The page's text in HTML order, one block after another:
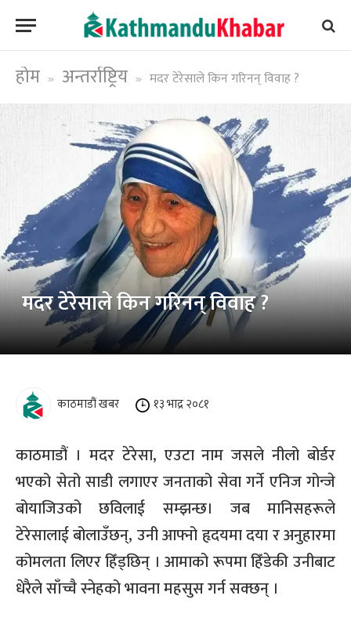
होम » अन्तर्राष्ट्रिय » मदर टेरेसाले किन गरिनन् विवाह ?
मदर टेरेसाले किन गरिनन् विवाह ?
काठमाडौं खबर १३ भाद्र २०८१
काठमाडौं । मदर टेरेसा, एउटा नाम जसले नीलो बोर्डर
भएको सेतो साडी लगाएर जनताको सेवा गर्ने एनिज गोन्जे
बोयाजिउको छविलाई सम्झन्छ। जब मानिसहरूले
टेरेसालाई बोलाउँछन्, उनी आफ्नो हृदयमा दया र अनुहारमा
कोमलता लिएर हिँड्छिन् । आमाको रूपमा हिँडेकी उनीबाट
धेरैले साँच्चै स्नेहको भावना महसुस गर्न सक्छन् ।